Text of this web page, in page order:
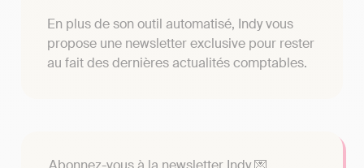
En plus de son outil automatisé, Indy vous
propose une newsletter exclusive pour rester
au fait des dernières actualités comptables.